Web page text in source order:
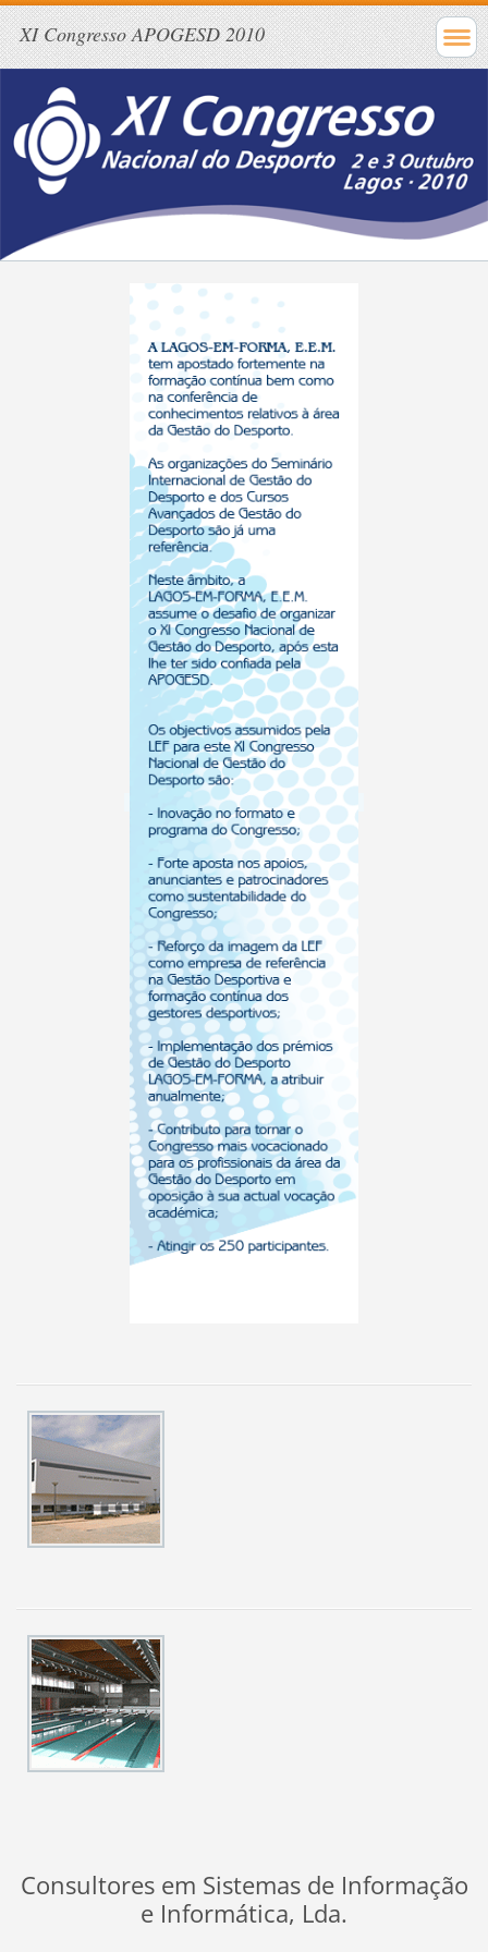
XI Congresso APOGESD 2010
Consultores em Sistemas de Informação
e Informática, Lda.